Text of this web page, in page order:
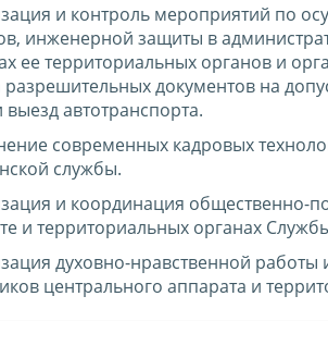
и контроль мероприятий по
инженерной защиты в
ее территориальных органов и
документов на
выезд автотранспорта.
современных кадровых
службы.
и координация общественно-
и территориальных органах
духовно-нравственной
центрального аппарата и